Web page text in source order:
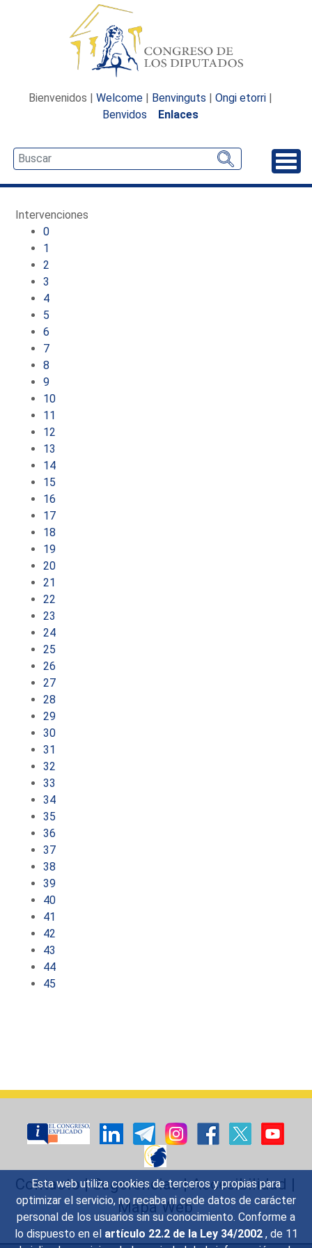
Esta web utiliza cookies de terceros y propias para
optimizar el servicio, no recaba ni cede datos de carácter
personal de los usuarios sin su conocimiento. Conforme a
lo dispuesto en el artículo 22.2 de la Ley 34/2002 , de 11
Bienvenidos | Welcome | Benvinguts | Ongi etorri |
Benvidos
Enlaces
Intervenciones
0
1
2
3
4
5
6
7
8
9
10
11
12
13
14
15
16
17
18
19
20
21
22
23
24
25
26
27
28
29
30
31
32
33
34
35
36
37
38
39
40
41
42
43
44
45
Contacto|Sugerencias|Accesibilidad |
Mapa Web